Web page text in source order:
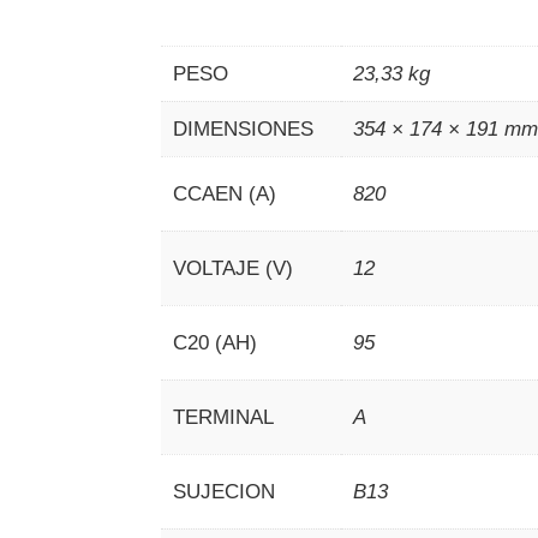
PESO 23,33 kg
DIMENSIONES 354 × 174 × 191 mm
CCAEN (A) 820
VOLTAJE (V) 12
C20 (AH) 95
TERMINAL A
SUJECION B13